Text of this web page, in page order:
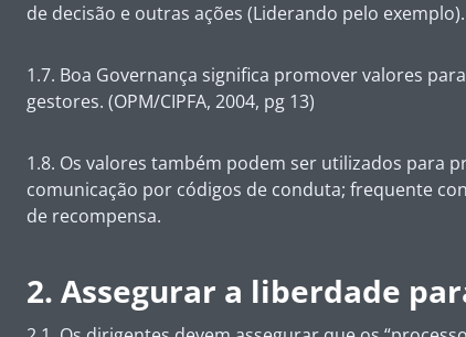
de decisão e outras ações (Liderando pelo exemplo).
1.7. Boa Governança significa promover valores
gestores. (OPM/CIPFA, 2004, pg 13)
1.8. Os valores também podem ser utilizados para
comunicação por códigos de conduta; frequente
de recompensa.
2. Assegurar a liberdade